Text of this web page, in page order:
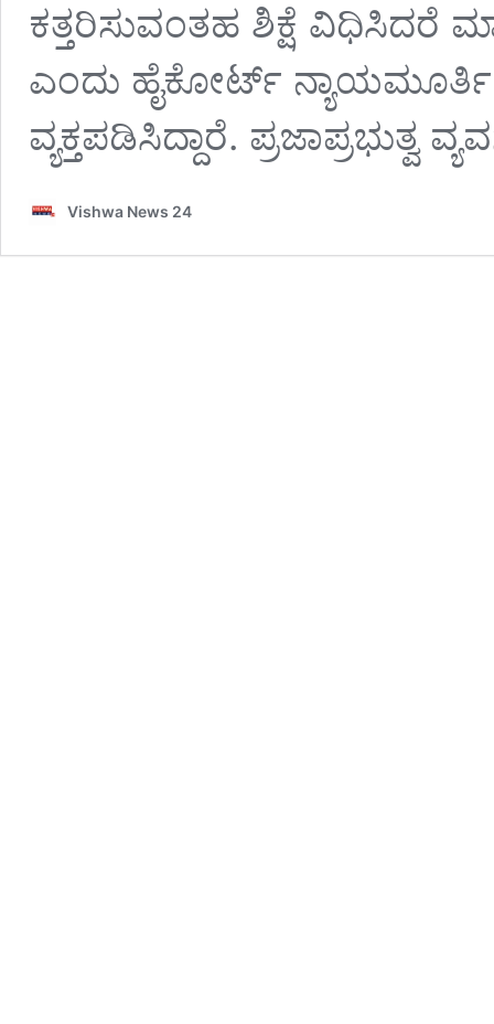
ಕತ್ತರಿಸುವಂತಹ ಶಿಕ್ಷೆ ವಿಧಿಸಿದರೆ
ಎಂದು ಹೈಕೋರ್ಟ್
ವ್ಯಕ್ತಪಡಿಸಿದ್ದಾರೆ. ಪ್ರಜಾಪ್ರಭುತ್ವ
Vishwa News 24